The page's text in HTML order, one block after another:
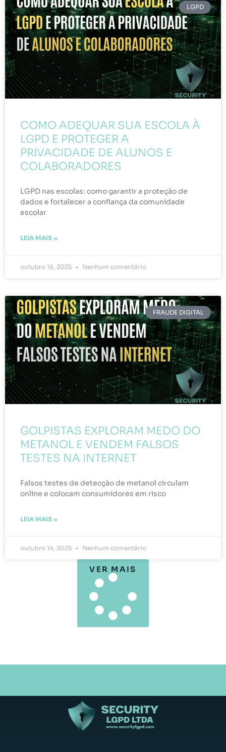
LGPD
COMO ADEQUAR SUA ESCOLA À
LGPD E PROTEGER A
PRIVACIDADE DE ALUNOS E
COLABORADORES
LGPD nas escolas: como garantir a proteção de
dados e fortalecer a confiança da comunidade
escolar
LEIA MAIS »
outubro 16, 2025 Nenhum comentário
FRAUDE DIGITAL
GOLPISTAS EXPLORAM MEDO DO
METANOL E VENDEM FALSOS
TESTES NA INTERNET
Falsos testes de detecção de metanol circulam
online e colocam consumidores em risco
LEIA MAIS »
outubro 14, 2025 Nenhum comentário
VER MAIS